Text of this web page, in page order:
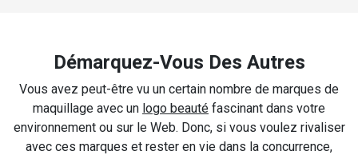
Démarquez-Vous Des Autres
Vous avez peut-être vu un certain nombre de marques de
maquillage avec un logo beauté fascinant dans votre
environnement ou sur le Web. Donc, si vous voulez rivaliser
avec ces marques et rester en vie dans la concurrence,